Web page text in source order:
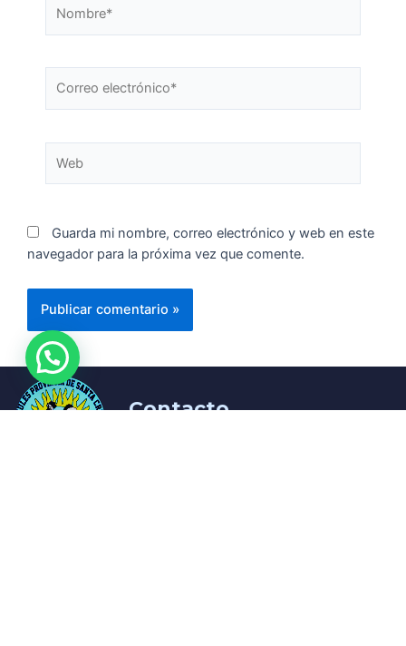
Guarda mi nombre, correo electrónico y web en este
navegador para la próxima vez que comente.
Contacto